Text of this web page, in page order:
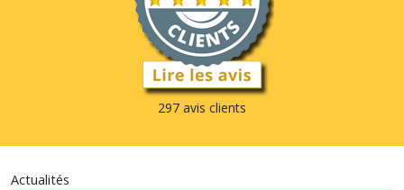
297 avis clients
Actualités